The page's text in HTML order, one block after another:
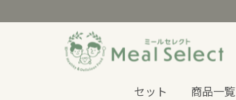
セット 商品一覧